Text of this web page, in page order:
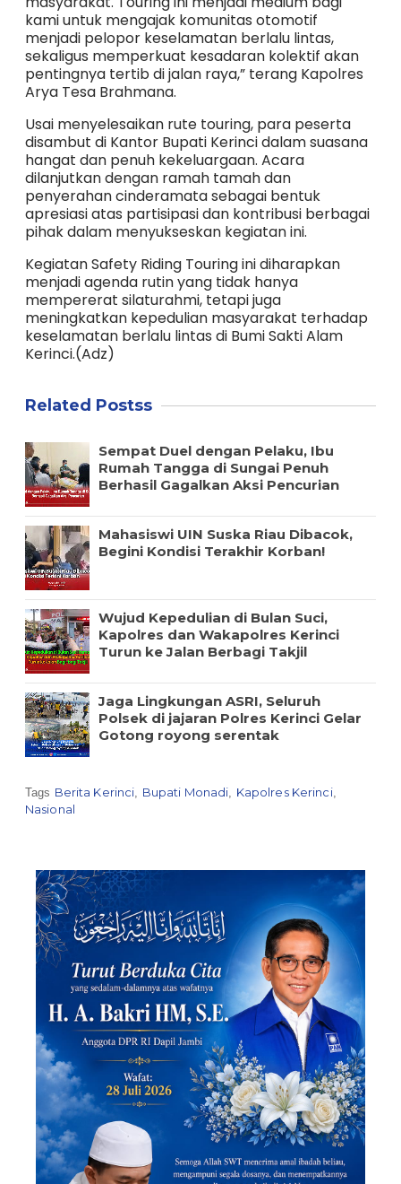
kami untuk mengajak komunitas otomotif
menjadi pelopor keselamatan berlalu lintas,
sekaligus memperkuat kesadaran kolektif akan
pentingnya tertib di jalan raya,” terang Kapolres
Arya Tesa Brahmana.
Usai menyelesaikan rute touring, para peserta
disambut di Kantor Bupati Kerinci dalam suasana
hangat dan penuh kekeluargaan. Acara
dilanjutkan dengan ramah tamah dan
penyerahan cinderamata sebagai bentuk
apresiasi atas partisipasi dan kontribusi berbagai
pihak dalam menyukseskan kegiatan ini.
Kegiatan Safety Riding Touring ini diharapkan
menjadi agenda rutin yang tidak hanya
mempererat silaturahmi, tetapi juga
meningkatkan kepedulian masyarakat terhadap
keselamatan berlalu lintas di Bumi Sakti Alam
Kerinci.(Adz)
Related Postss
Sempat Duel dengan Pelaku, Ibu
Rumah Tangga di Sungai Penuh
Berhasil Gagalkan Aksi Pencurian
Mahasiswi UIN Suska Riau Dibacok,
Begini Kondisi Terakhir Korban!
Wujud Kepedulian di Bulan Suci,
Kapolres dan Wakapolres Kerinci
Turun ke Jalan Berbagi Takjil
Jaga Lingkungan ASRI, Seluruh
Polsek di jajaran Polres Kerinci Gelar
Gotong royong serentak
Tags Berita Kerinci Bupati Monadi Kapolres Kerinci,
Nasional